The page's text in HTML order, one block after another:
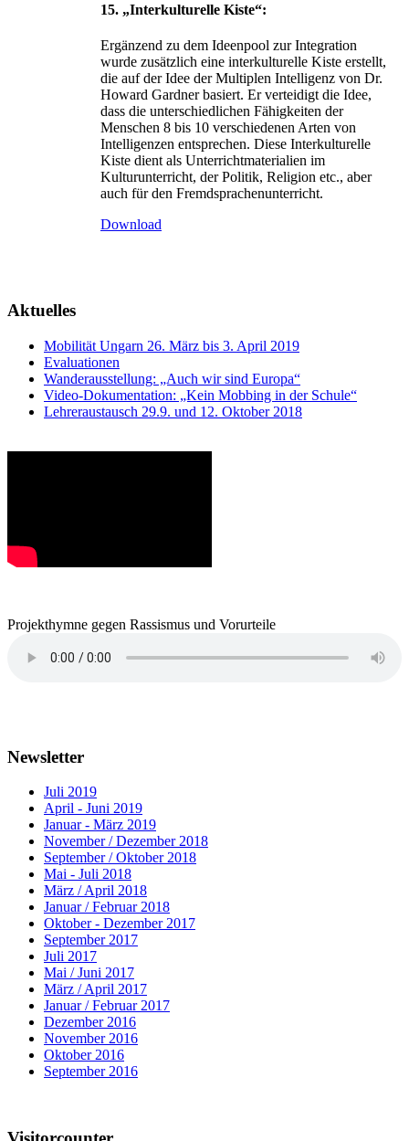
15. „Interkulturelle Kiste“:
Ergänzend zu dem Ideenpool zur Integration
wurde zusätzlich eine interkulturelle Kiste erstellt,
die auf der Idee der Multiplen Intelligenz von Dr.
Howard Gardner basiert. Er verteidigt die Idee,
dass die unterschiedlichen Fähigkeiten der
Menschen 8 bis 10 verschiedenen Arten von
Intelligenzen entsprechen. Diese Interkulturelle
Kiste dient als Unterrichtmaterialien im
Kulturunterricht, der Politik, Religion etc., aber
auch für den Fremdsprachenunterricht.
Download
Aktuelles
Mobilität Ungarn 26. März bis 3. April 2019
Evaluationen
Wanderausstellung: „Auch wir sind Europa“
Video-Dokumentation: „Kein Mobbing in der Schule“
Lehreraustausch 29.9. und 12. Oktober 2018
Projekthymne gegen Rassismus und Vorurteile
Newsletter
Juli 2019
April - Juni 2019
Januar - März 2019
November / Dezember 2018
September / Oktober 2018
Mai - Juli 2018
März / April 2018
Januar / Februar 2018
Oktober - Dezember 2017
September 2017
Juli 2017
Mai / Juni 2017
März / April 2017
Januar / Februar 2017
Dezember 2016
November 2016
Oktober 2016
September 2016